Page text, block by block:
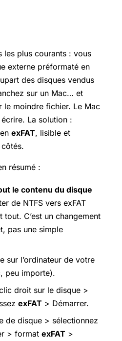
les plus courants : vous
externe préformaté en
des disques vendus
sur un Mac… et
le moindre fichier. Le Mac
La solution :
exFAT, lisible et
résumé :
le contenu du disque
de NTFS vers exFAT
C’est un changement
pas une simple
sur l’ordinateur de votre
peu importe).
droit sur le disque >
exFAT > Démarrer.
de disque > sélectionnez
> format exFAT >